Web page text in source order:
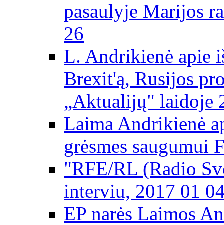
pasaulyje Marijos
26
L. Andrikienė apie
Brexit'ą, Rusijos
„Aktualijų" laidoje
Laima Andrikienė
grėsmes saugumui
"RFE/RL (Radio
interviu, 2017 01
EP narės Laimos